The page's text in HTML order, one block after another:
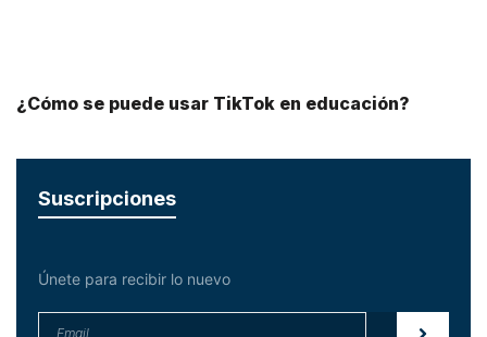
¿Cómo se puede usar TikTok en educación?
Suscripciones
Únete para recibir lo nuevo